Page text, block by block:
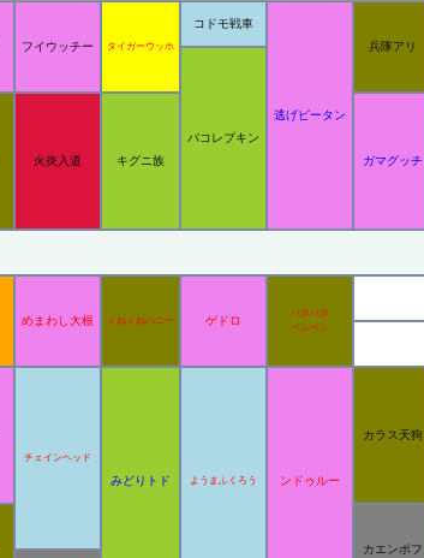
フイウッチー タイガーウッホ
コドモ戦車
逃げピータン
兵隊アリ
パコレプキン
火炎入道 キグニ族 ガマグッチ
めまわし大根 くねくねハニー ゲドロ
パタパタ
ペンペン
チェインヘッド
みどりトド ようまふくろう ンドゥルー
カラス天狗
カエンポフ